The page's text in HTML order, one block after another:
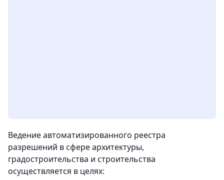
Ведение автоматизированного реестра
разрешений в сфере архитектуры,
градостроительства и строительства
осуществляется в целях: